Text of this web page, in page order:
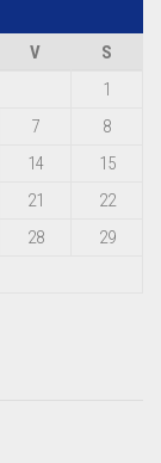
V
S
1
7
8
14
15
21
22
28
29